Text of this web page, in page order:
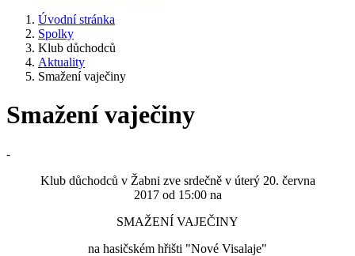
Úvodní stránka
Spolky
Klub důchodců
Aktuality
Smažení vaječiny
Smažení vaječiny
-
Klub důchodců v Žabni zve srdečně v úterý 20. června
2017 od 15:00 na
SMAŽENÍ VAJEČINY
na hasičském hřišti "Nové Visalaje"